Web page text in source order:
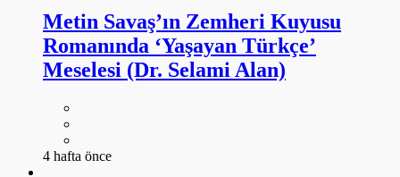
Metin Savaş’ın Zemheri Kuyusu
Romanında ‘Yaşayan Türkçe’
Meselesi (Dr. Selami Alan)
4 hafta önce